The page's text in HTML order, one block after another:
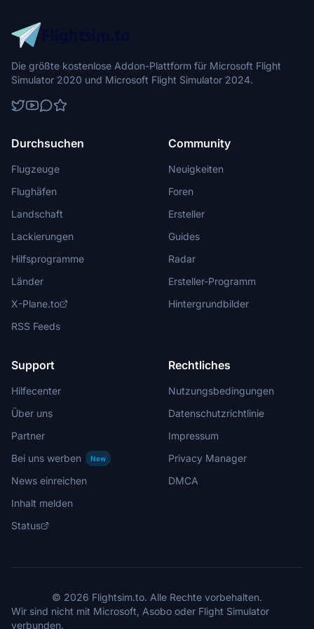
Die größte kostenlose Addon-Plattform für Microsoft Flight
Simulator 2020 und Microsoft Flight Simulator 2024.
Durchsuchen
Flugzeuge
Flughäfen
Landschaft
Lackierungen
Hilfsprogramme
Länder
X-Plane.to
RSS Feeds
Community
Neuigkeiten
Foren
Ersteller
Guides
Radar
Ersteller-Programm
Hintergrundbilder
Support
Hilfecenter
Über uns
Partner
Bei uns werben
New
News einreichen
Inhalt melden
Status
Rechtliches
Nutzungsbedingungen
Datenschutzrichtlinie
Impressum
Privacy Manager
DMCA
© 2026 Flightsim.to. Alle Rechte vorbehalten.
Wir sind nicht mit Microsoft, Asobo oder Flight Simulator
verbunden.